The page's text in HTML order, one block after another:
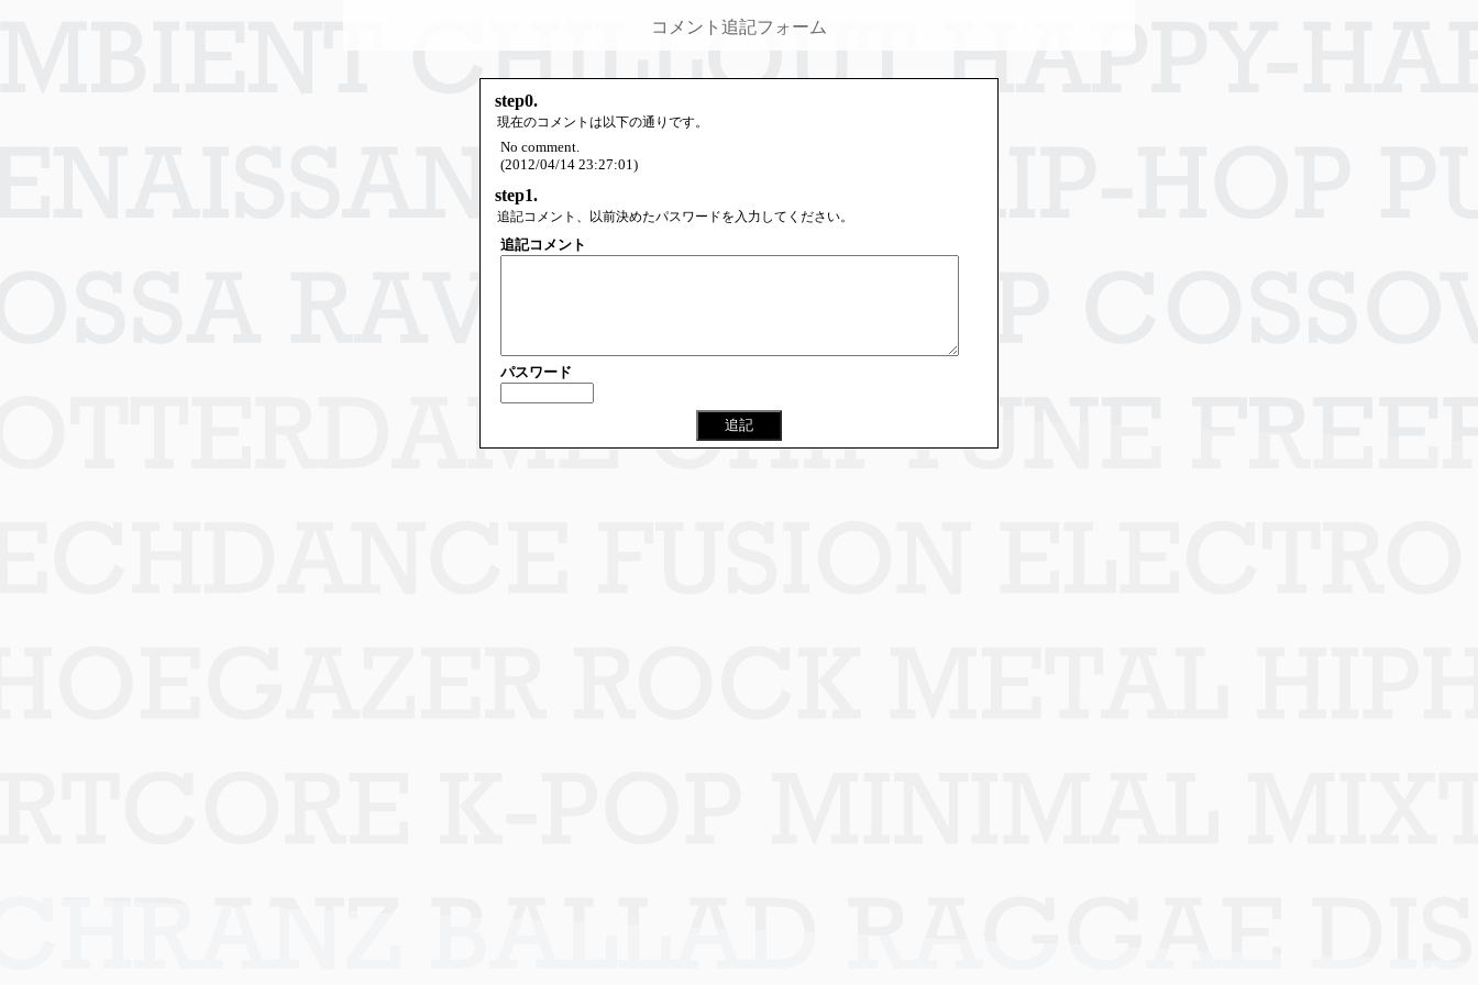
コメント追記フォーム
step0.
現在のコメントは以下の通りです。
No comment.
(2012/04/14 23:27:01)
step1.
追記コメント、以前決めたパスワードを入力してください。
追記コメント
パスワード
追記